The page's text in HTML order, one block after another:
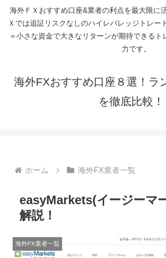
海外ＦＸおすすめ口座&業者の利点を最大限に
Ｘでは追証リスクなしのハイレバレッジトレ
＝小さな資金で大きなリターンが期待できる
力です。
海外FXおすすめ口座８選！ラ
を徹底比較！
ホーム 海外FX業者一覧
easyMarkets(イージーマ
解説！
海外FX業者一覧